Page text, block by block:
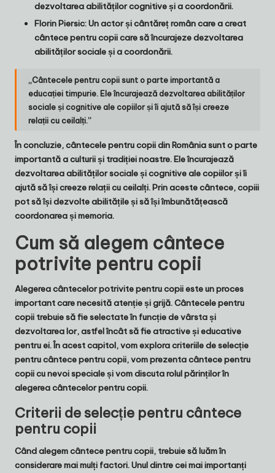
dezvoltarea abilităților cognitive și a coordonării.
Florin Piersic: Un actor și cântăreț român care a creat
cântece pentru copii care să încurajeze dezvoltarea
abilităților sociale și a coordonării.
„Cântecele pentru copii sunt o parte importantă a
educației timpurie. Ele încurajează dezvoltarea abilităților
sociale și cognitive ale copiilor și îi ajută să își creeze
relații cu ceilalți.”
În concluzie, cântecele pentru copii din România sunt o parte
importantă a culturii și tradiției noastre. Ele încurajează
dezvoltarea abilităților sociale și cognitive ale copiilor și îi
ajută să își creeze relații cu ceilalți. Prin aceste cântece, copiii
pot să își dezvolte abilitățile și să își îmbunătățească
coordonarea și memoria.
Cum să alegem cântece
potrivite pentru copii
Alegerea cântecelor potrivite pentru copii este un proces
important care necesită atenție și grijă. Cântecele pentru
copii trebuie să fie selectate în funcție de vârsta și
dezvoltarea lor, astfel încât să fie atractive și educative
pentru ei. În acest capitol, vom explora criteriile de selecție
pentru cântece pentru copii, vom prezenta cântece pentru
copii cu nevoi speciale și vom discuta rolul părinților în
alegerea cântecelor pentru copii.
Criterii de selecție pentru cântece
pentru copii
Când alegem cântece pentru copii, trebuie să luăm în
considerare mai mulți factori. Unul dintre cei mai importanți